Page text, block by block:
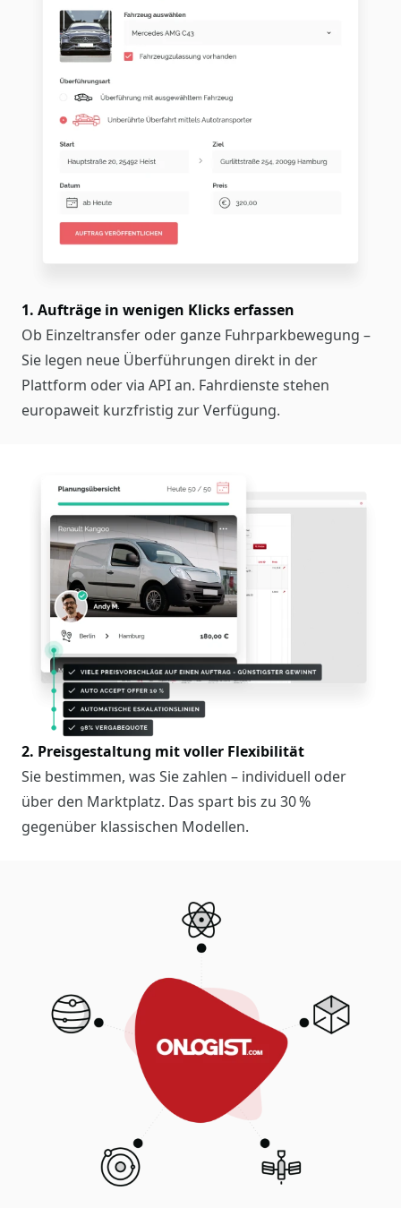
1. Aufträge in wenigen Klicks erfassen
Ob Einzeltransfer oder ganze Fuhrparkbewegung –
Sie legen neue Überführungen direkt in der
Plattform oder via API an. Fahrdienste stehen
europaweit kurzfristig zur Verfügung.
2. Preisgestaltung mit voller Flexibilität
Sie bestimmen, was Sie zahlen – individuell oder
über den Marktplatz. Das spart bis zu 30 %
gegenüber klassischen Modellen.